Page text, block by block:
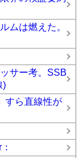
ムは燃えた。
サー考。SSB
)
すら直線性が
：